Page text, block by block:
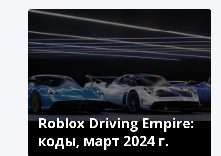
Roblox Driving Empire:
коды, март 2024 г.